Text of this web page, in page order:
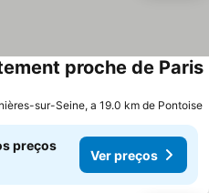
proche de Paris
sur-Seine, a 19.0 km de Pontoise
preços
Ver preços